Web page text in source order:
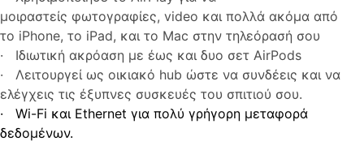
μοιραστείς φωτογραφίες, video και πολλά ακόμα από
το iPhone, το iPad, και το Mac στην τηλεόρασή σου
· Ιδιωτική ακρόαση με έως και δυο σετ AirPods
· Λειτουργεί ως οικιακό hub ώστε να συνδέεις και να
ελέγχεις τις έξυπνες συσκευές του σπιτιού σου.
· Wi-Fi και Ethernet για πολύ γρήγορη μεταφορά
δεδομένων.